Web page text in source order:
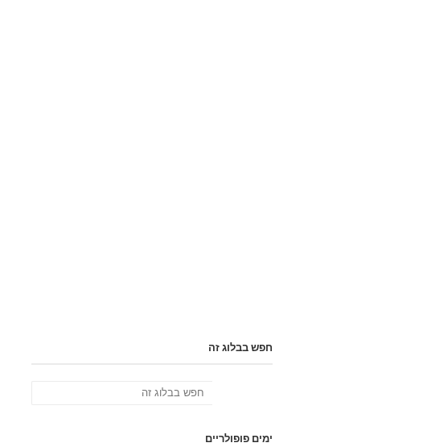
חפש בבלוג זה
ימים פופולריים